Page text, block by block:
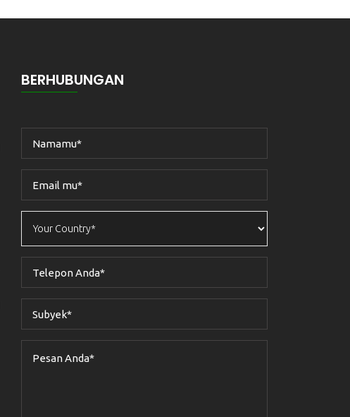
BERHUBUNGAN